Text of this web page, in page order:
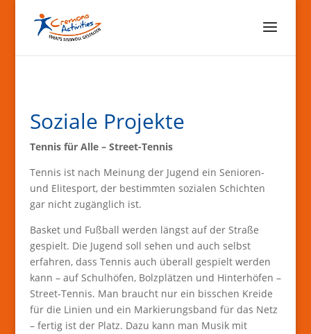
Soziale Projekte
Tennis für Alle – Street-Tennis
Tennis ist nach Meinung der Jugend ein Senioren-
und Elitesport, der bestimmten sozialen Schichten
gar nicht zugänglich ist.
Basket und Fußball werden längst auf der Straße
gespielt. Die Jugend soll sehen und auch selbst
erfahren, dass Tennis auch überall gespielt werden
kann – auf Schulhöfen, Bolzplätzen und Hinterhöfen –
Street-Tennis. Man braucht nur ein bisschen Kreide
für die Linien und ein Markierungsband für das Netz
– fertig ist der Platz. Dazu kann man Musik mit